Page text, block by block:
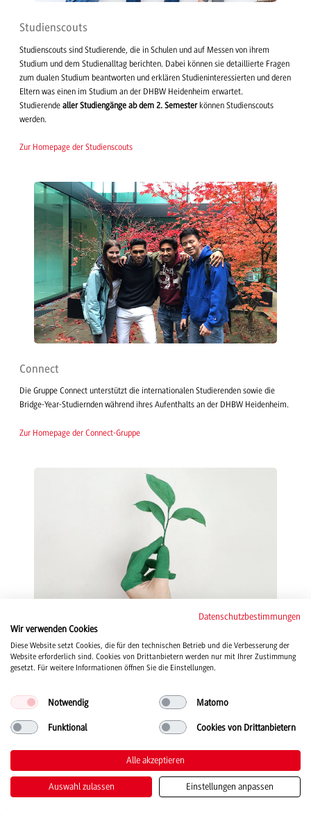
Studienscouts
Studienscouts sind Studierende, die in Schulen und auf Messen von ihrem
Studium und dem Studienalltag berichten. Dabei können sie detaillierte Fragen
zum dualen Studium beantworten und erklären Studieninteressierten und deren
Eltern was einen im Studium an der DHBW Heidenheim erwartet.
Studierende aller Studiengänge ab dem 2. Semesterkönnen Studienscouts
werden.
Zur Homepage der Studienscouts
Connect
Die Gruppe Connect unterstützt die internationalen Studierenden sowie die
Bridge-Year-Studiernden während ihres Aufenthalts an der DHBW Heidenheim.
Zur Homepage der Connect-Gruppe
AK Nachhaltigkeit
Initiativen zur Nachhaltigkeit zusammen. An der DHBW Heidenheim wurde
eigens dafür der Arbeitskreis Nachhaltigkeit gegründet.
Datenschutzbestimmungen
Wir verwenden Cookies
Diese Website setzt Cookies, die für den technischen Betrieb und die Verbesserung der
Website erforderlich sind. Cookies von Drittanbietern werden nur mit Ihrer Zustimmung
gesetzt. Für weitere Informationen öffnen Sie die Einstellungen.
Notwendig Matomo
Funktional Cookies von Drittanbietern
Alle akzeptieren
Auswahl zulassen Einstellungen anpassen